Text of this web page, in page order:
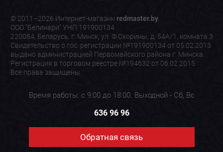
© 2011–2026 Интернет-магазин redmaster.by.
ООО "Белинари" УНП 191900134
220084, Беларусь, г. Минск, ул. Ф.Скорины, д. 54А/1, комната 3
Свидетельство о гос. регистрации №191900134 от 05.02.2013
выдано администрацией Первомайского района г. Минска.
Регистрация в торговом реестре №194632 от 06.02.2015
Все права защищены
Время работы: с 9:00 до 18:00. Выходной - Сб, Вс
636 96 96
Обратная связь